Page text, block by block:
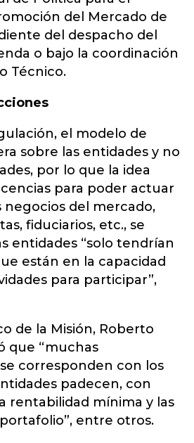
del Mercado de
del despacho del
o bajo la coordinación
Técnico.
el modelo de
sobre las entidades y no
por lo que la idea
para poder actuar
del mercado,
fiduciarios, etc., se
entidades “solo tendrían
están en la capacidad
para participar”,
de la Misión, Roberto
que “muchas
corresponden con los
padecen, con
rentabilidad mínima y las
entre otros.